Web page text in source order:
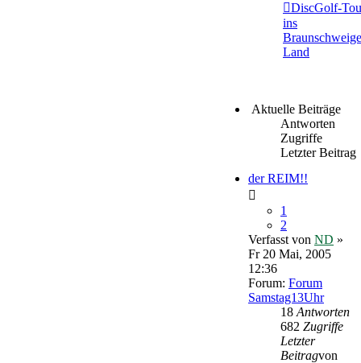
DiscGolf-
ins
Land
Aktuelle Beiträge
Antworten
Zugriffe
Letzter Beitrag
der REIM!!
1
2
Verfasst von ND »
Fr 20 Mai, 2005
12:36
Forum: Forum
Samstag13Uhr
18 Antworten
682 Zugriffe
Letzter
Beitragvon